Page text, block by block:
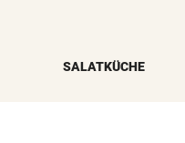
SALATKÜCHE